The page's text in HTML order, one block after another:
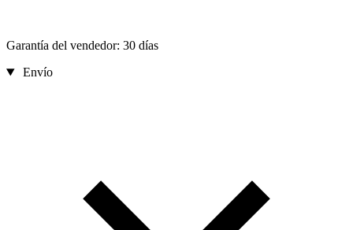
Garantía del vendedor: 30 días
Envío